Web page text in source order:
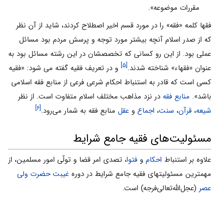
مقررات موضوعه».
فقها کلمه «فقه» را در مورد قسم اخیر اصطلاح کردند، شاید از آن نظر
که از صدر اسلام آنچه بیشتر مورد توجه و پرسش مردم بود مسائل
عملى بود. از این رو کسانى که تخصصشان در این رشته مسائل بود به
عنوان «فقهاء» شناخته شدند.[۵]
و در تعریف فقیه گفته می شود: «فقیه
کسی است که قادر به استنباط احکام شرعی فرعی از منابع فقه اسلامی
باشد». منابع فقه در نزد مذاهب مختلف اسلام متفاوت است. از نظر
شیعه، قرآن، سنت، اجماع و عقل منابع فقه به شمار می‌رود.[۶]
مسئولیت‌های فقیه جامع شرایط
علاوه بر استنباط احکام و فتوا، تصدی امر قضا و تولّی امور مسلمین، از
مهمترین مسئولیتهای فقیه جامع شرایط در دوره غیبت حضرت ولی
عصر (عجل‌الله‌تعالی‌فرجه‌) است.